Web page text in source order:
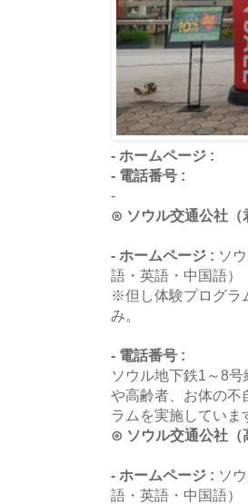
- ホームページ :
- 電話番号 :
-
⊙ ソウル交通公社（
- ホームページ : ソ
語・英語・中国語）
※但し体験プログラ
み。
- 電話番号 :
ソウル地下鉄1～8
や高齢者、お体の不
ラムを実施していま
⊙ ソウル交通公社（
- ホームページ : ソ
語・英語・中国語）